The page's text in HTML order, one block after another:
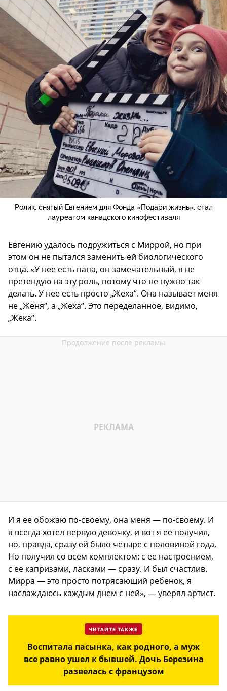
Ролик, снятый Евгением для Фонда «Подари жизнь», стал
лауреатом канадского кинофестиваля
Евгению удалось подружиться с Миррой, но при
этом он не пытался заменить ей биологического
отца. «У нее есть папа, он замечательный, я не
претендую на эту роль, потому что не нужно так
делать. У нее есть просто „Жеха“. Она называет меня
не „Женя“, а „Жеха“. Это переделанное, видимо,
„Жека“.
И я ее обожаю по-своему, она меня — по-своему. И
я всегда хотел первую девочку, и вот я ее получил,
но, правда, сразу ей было четыре с половиной года.
Но получил со всем комплектом: с ее настроением,
с ее капризами, ласками — сразу. И был счастлив.
Мирра — это просто потрясающий ребенок, я
наслаждаюсь каждым днем с ней», — уверял артист.
ЧИТАЙТЕ ТАКЖЕ
Воспитала пасынка, как родного, а муж
все равно ушел к бывшей. Дочь Березина
развелась с французом